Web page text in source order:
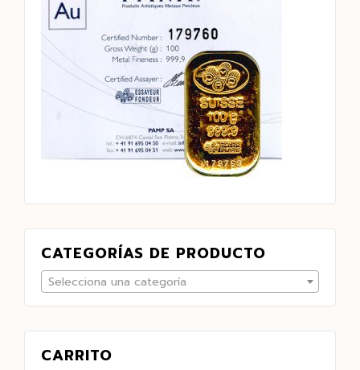
CATEGORÍAS DE PRODUCTO
Selecciona una categoría
CARRITO